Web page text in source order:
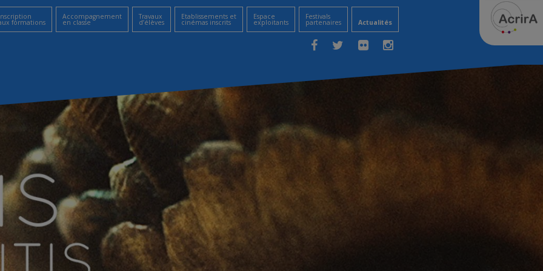
formations
Accompagnement
en classe
Travaux
d’élèves
Etablissements et
cinémas inscrits
Espace
exploitants
Festivals
partenaires Actualités